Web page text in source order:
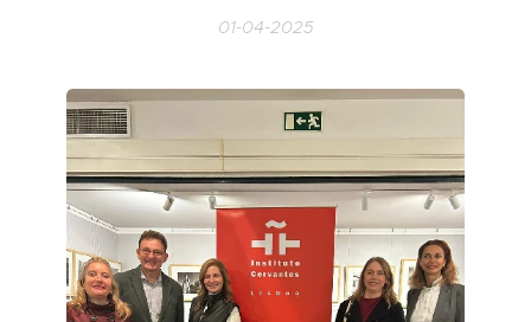
01-04-2025